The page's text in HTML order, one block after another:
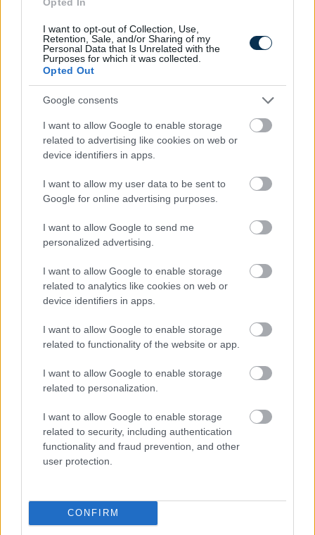
I want to opt-out of Collection, Use,
Retention, Sale, and/or Sharing of my
Personal Data that Is Unrelated with the
Purposes for which it was collected.
Opted Out
Google consents
I want to allow Google to enable storage
related to advertising like cookies on web or
device identifiers in apps.
I want to allow my user data to be sent to
Google for online advertising purposes.
I want to allow Google to send me
personalized advertising.
I want to allow Google to enable storage
related to analytics like cookies on web or
device identifiers in apps.
I want to allow Google to enable storage
related to functionality of the website or app.
I want to allow Google to enable storage
related to personalization.
I want to allow Google to enable storage
related to security, including authentication
functionality and fraud prevention, and other
user protection.
CONFIRM
drágulás!
2026.08.07. 09:28
A hazai vegyipar 200 MW-al csökkentette
energiafelhasználását
2026.08.06. 13:32